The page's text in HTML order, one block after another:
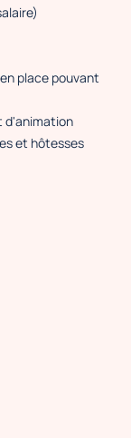
place pouvant
d'animation
et hôtesses